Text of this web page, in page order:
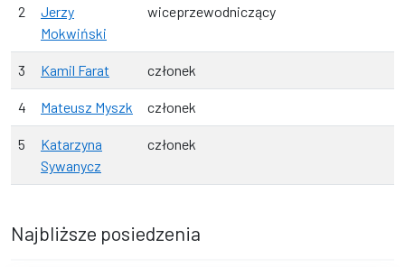
2
Jerzy
Mokwiński
wiceprzewodniczący
3 Kamil Farat członek
4 Mateusz Myszk członek
5
Katarzyna
Sywanycz
członek
Najbliższe posiedzenia